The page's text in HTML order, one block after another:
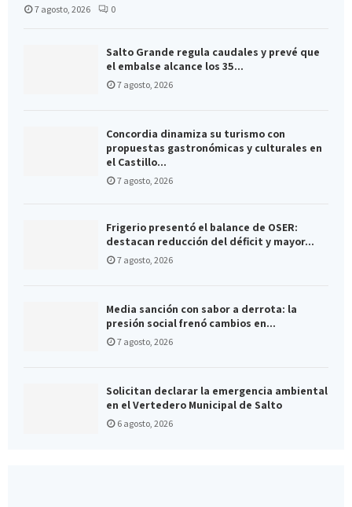
7 agosto, 2026 0
Salto Grande regula caudales y prevé que
el embalse alcance los 35...
7 agosto, 2026
Concordia dinamiza su turismo con
propuestas gastronómicas y culturales en
el Castillo...
7 agosto, 2026
Frigerio presentó el balance de OSER:
destacan reducción del déficit y mayor...
7 agosto, 2026
Media sanción con sabor a derrota: la
presión social frenó cambios en...
7 agosto, 2026
Solicitan declarar la emergencia ambiental
en el Vertedero Municipal de Salto
6 agosto, 2026